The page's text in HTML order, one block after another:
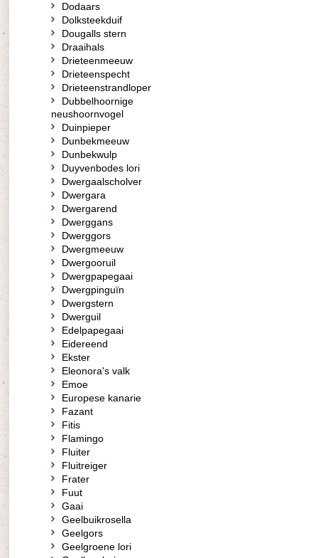
Dodaars
Dolksteekduif
Dougalls stern
Draaihals
Drieteenmeeuw
Drieteenspecht
Drieteenstrandloper
Dubbelhoornige
neushoornvogel
Duinpieper
Dunbekmeeuw
Dunbekwulp
Duyvenbodes lori
Dwergaalscholver
Dwergara
Dwergarend
Dwerggans
Dwerggors
Dwergmeeuw
Dwergooruil
Dwergpapegaai
Dwergpinguïn
Dwergstern
Dwerguil
Edelpapegaai
Eidereend
Ekster
Eleonora's valk
Emoe
Europese kanarie
Fazant
Fitis
Flamingo
Fluiter
Fluitreiger
Frater
Fuut
Gaai
Geelbuikrosella
Geelgors
Geelgroene lori